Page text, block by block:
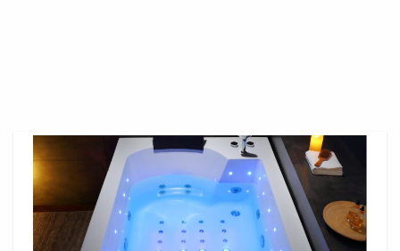
Baignoire
Petit
Espace